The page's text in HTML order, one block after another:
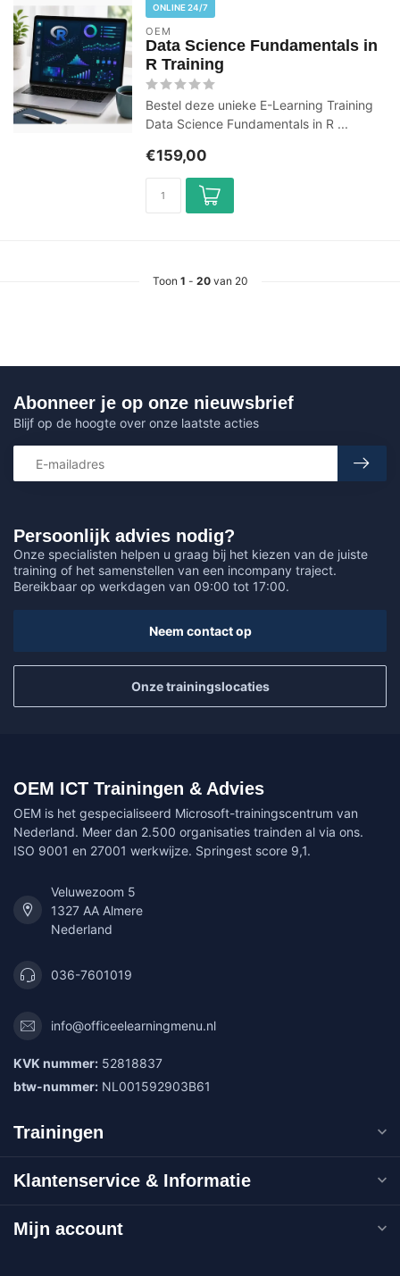
ONLINE 24/7
OEM
Data Science Fundamentals in
R Training
Bestel deze unieke E-Learning Training
Data Science Fundamentals in R ...
€159,00
Toon 1 - 20van 20
Persoonlijk advies nodig?
Onze specialisten helpen u graag bij het kiezen van de juiste
training of het samenstellen van een incompany traject.
Bereikbaar op werkdagen van 09:00 tot 17:00.
Neem contact op
Onze trainingslocaties
Abonneer je op onze nieuwsbrief
Blijf op de hoogte over onze laatste acties
OEM ICT Trainingen & Advies
OEM is het gespecialiseerd Microsoft-trainingscentrum van
Nederland. Meer dan 2.500 organisaties trainden al via ons.
ISO 9001 en 27001 werkwijze. Springest score 9,1.
Veluwezoom 5
1327 AA Almere
Nederland
036-7601019
info@officeelearningmenu.nl
KVK nummer: 52818837
btw-nummer: NL001592903B61
Trainingen
Klantenservice & Informatie
Mijn account